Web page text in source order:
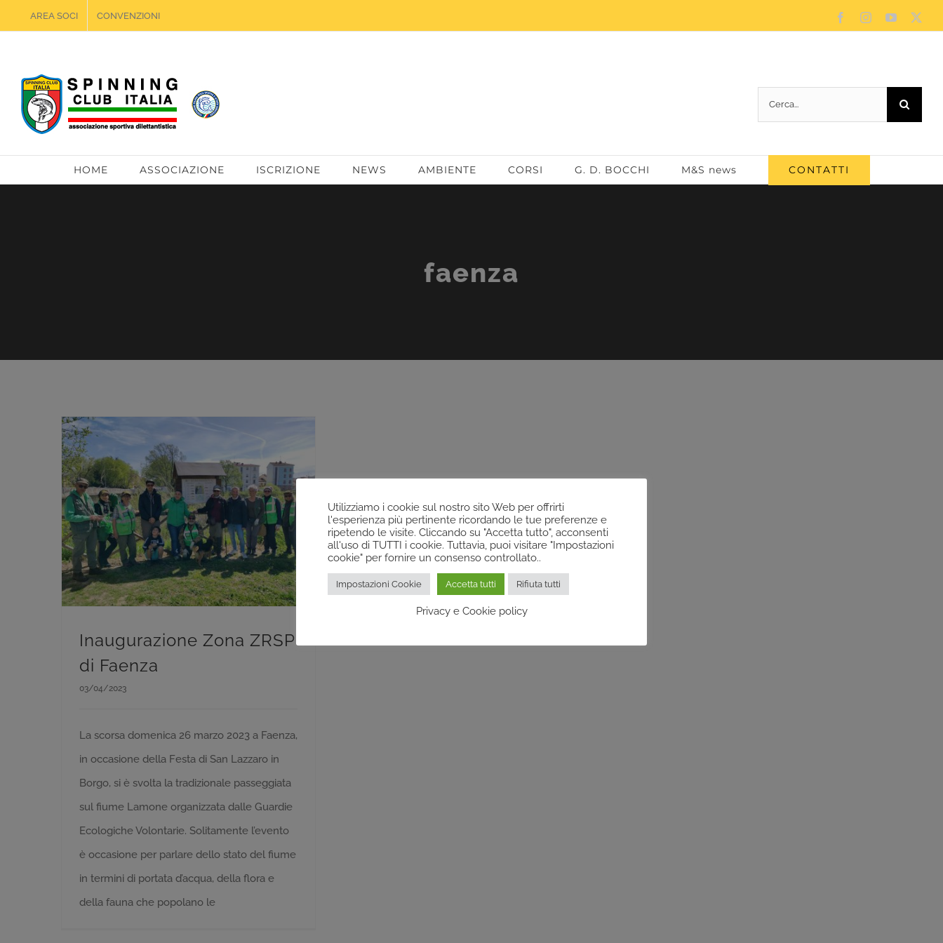
al
AREA SOCI CONVENZIONI FacebookInstagramYouTube
per:
HOME ASSOCIAZIONE ISCRIZIONE NEWS AMBIENTE CORSI G. D. BOCCHI M&S news CONTATTI
faenza
Inaugurazione Zona ZRSP
di Faenza
03/04/2023
La scorsa domenica 26 marzo 2023 a Faenza,
in occasione della Festa di San Lazzaro in
Borgo, si è svolta la tradizionale passeggiata
sul fiume Lamone organizzata dalle Guardie
Ecologiche Volontarie. Solitamente l’evento
è occasione per parlare dello stato del fiume
in termini di portata d’acqua, della flora e
della fauna che popolano le
Utilizziamo i cookie sul nostro sito Web per offrirti
l'esperienza più pertinente ricordando le tue preferenze e
ripetendo le visite. Cliccando su "Accetta tutto", acconsenti
all'uso di TUTTI i cookie. Tuttavia, puoi visitare "Impostazioni
cookie" per fornire un consenso controllato..
Impostazioni Cookie Accetta tutti Rifiuta tutti
Privacy e Cookie policy